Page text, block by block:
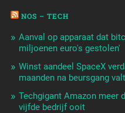
NOS – TECH
Aanval op apparaat dat
miljoenen euro's gestolen'
Winst aandeel SpaceX
maanden na beursgang
Techgigant Amazon meer
vijfde bedrijf ooit